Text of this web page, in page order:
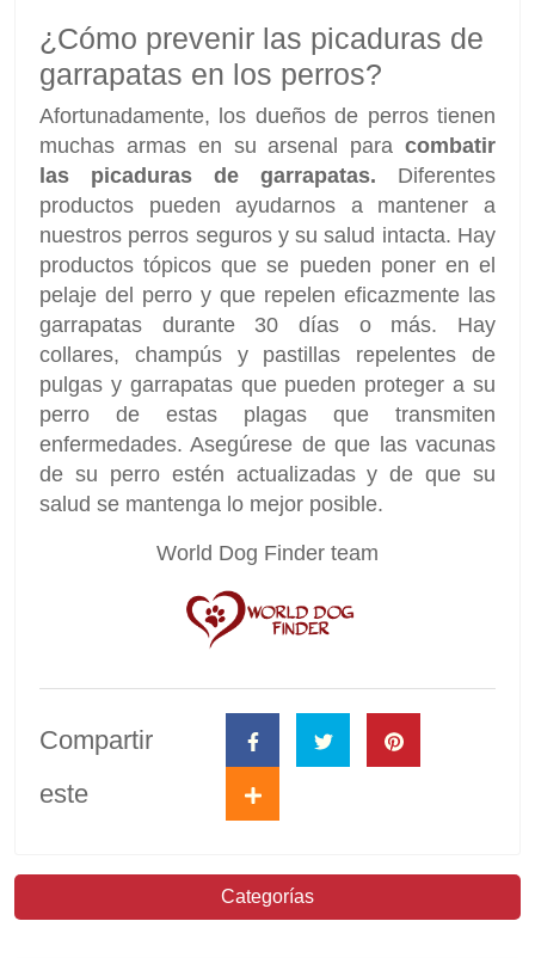
¿Cómo prevenir las picaduras de
garrapatas en los perros?
Afortunadamente, los dueños de perros tienen
muchas armas en su arsenal para combatir
las picaduras de garrapatas. Diferentes
productos pueden ayudarnos a mantener a
nuestros perros seguros y su salud intacta. Hay
productos tópicos que se pueden poner en el
pelaje del perro y que repelen eficazmente las
garrapatas durante 30 días o más. Hay
collares, champús y pastillas repelentes de
pulgas y garrapatas que pueden proteger a su
perro de estas plagas que transmiten
enfermedades. Asegúrese de que las vacunas
de su perro estén actualizadas y de que su
salud se mantenga lo mejor posible.
World Dog Finder team
Compartir
este
Categorías